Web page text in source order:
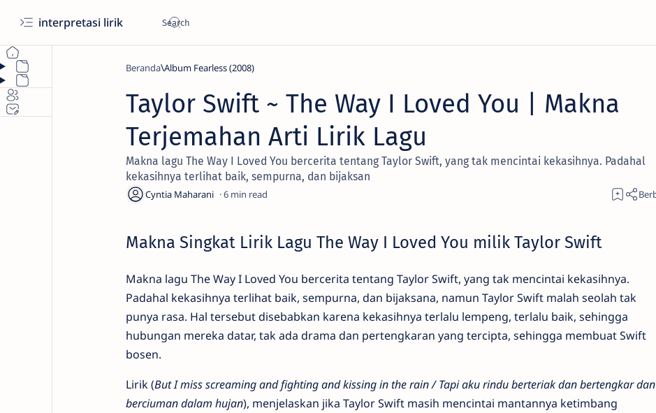
interpretasi lirik
Beranda Album Fearless (2008)
Taylor Swift ~ The Way I Loved You ​| Makna
Terjemahan Arti Lirik Lagu
Makna lagu The Way I Loved You bercerita tentang Taylor Swift, yang tak mencintai kekasihnya. Padahal
kekasihnya terlihat baik, sempurna, dan bijaksan
6
Makna Singkat Lirik Lagu The Way I Loved You milik Taylor Swift
Makna lagu The Way I Loved You bercerita tentang Taylor Swift, yang tak mencintai kekasihnya.
Padahal kekasihnya terlihat baik, sempurna, dan bijaksana, namun Taylor Swift malah seolah tak
punya rasa. Hal tersebut disebabkan karena kekasihnya terlalu lempeng, terlalu baik, sehingga
hubungan mereka datar, tak ada drama dan pertengkaran yang tercipta, sehingga membuat Swift
bosen.
Lirik (But I miss screaming and fighting and kissing in the rain / Tapi aku rindu berteriak dan bertengkar dan
berciuman dalam hujan), menjelaskan jika Taylor Swift masih mencintai mantannya ketimbang